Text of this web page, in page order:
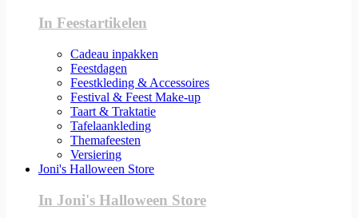
In Feestartikelen
Cadeau inpakken
Feestdagen
Feestkleding & Accessoires
Festival & Feest Make-up
Taart & Traktatie
Tafelaankleding
Themafeesten
Versiering
Joni's Halloween Store
In Joni's Halloween Store